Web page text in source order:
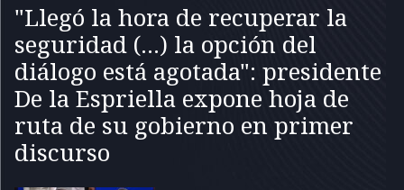
"Llegó la hora de recuperar la
seguridad (...) la opción del
diálogo está agotada": presidente
De la Espriella expone hoja de
ruta de su gobierno en primer
discurso